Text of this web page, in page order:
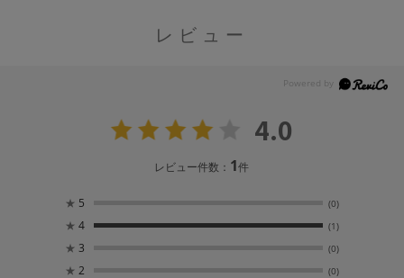
レビュー
4.0
レビュー件数： 1件
★ 5 (0)
★ 4 (1)
★ 3 (0)
★ 2 (0)